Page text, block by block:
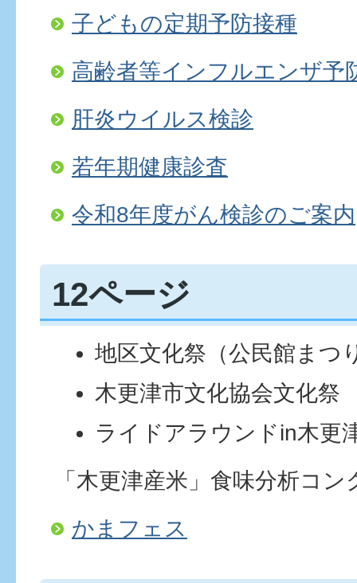
子どもの定期予防接種
高齢者等インフルエンザ予
肝炎ウイルス検診
若年期健康診査
令和8年度がん検診のご案内
12ページ
地区文化祭（公民館まつ
木更津市文化協会文化祭
ライドアラウンドin木更
「木更津産米」食味分析コ
かまフェス